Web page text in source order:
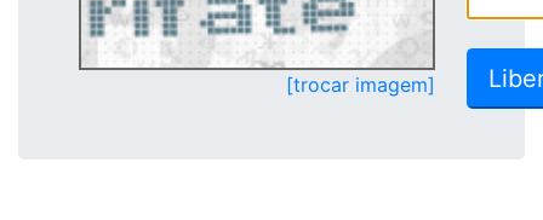
[trocar imagem]